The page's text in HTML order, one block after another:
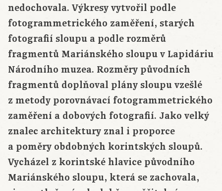
nedochovala. Výkresy vytvořil podle
fotogrammetrického zaměření, starých
fotografií sloupu a podle rozměrů
fragmentů Mariánského sloupu v Lapidáriu
Národního muzea. Rozměry původních
fragmentů doplňoval plány sloupu vzešlé
z metody porovnávací fotogrammetrického
zaměření a dobových fotografií. Jako velký
znalec architektury znal i proporce
a poměry obdobných korintských sloupů.
Vycházel z korintské hlavice původního
Mariánského sloupu, která se zachovala,